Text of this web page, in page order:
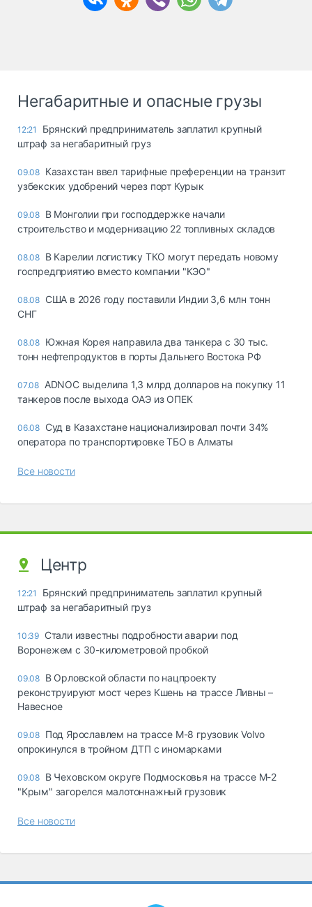
Негабаритные и опасные грузы
12:21
Брянский предприниматель заплатил крупный
штраф за негабаритный груз
09.08 Казахстан ввел тарифные преференции на транзит
узбекских удобрений через порт Курык
09.08 В Монголии при господдержке начали
строительство и модернизацию 22 топливных складов
08.08 В Карелии логистику ТКО могут передать новому
госпредприятию вместо компании "КЭО"
08.08 США в 2026 году поставили Индии 3,6 млн тонн
СНГ
08.08 Южная Корея направила два танкера с 30 тыс.
тонн нефтепродуктов в порты Дальнего Востока РФ
07.08 ADNOC выделила 1,3 млрд долларов на покупку 11
танкеров после выхода ОАЭ из ОПЕК
06.08 Суд в Казахстане национализировал почти 34%
оператора по транспортировке ТБО в Алматы
Все новости
Центр
12:21
Брянский предприниматель заплатил крупный
штраф за негабаритный груз
10:39 Стали известны подробности аварии под
Воронежем с 30-километровой пробкой
09.08 В Орловской области по нацпроекту
реконструируют мост через Кшень на трассе Ливны –
Навесное
09.08 Под Ярославлем на трассе М-8 грузовик Volvo
опрокинулся в тройном ДТП с иномарками
09.08 В Чеховском округе Подмосковья на трассе М-2
"Крым" загорелся малотоннажный грузовик
Все новости